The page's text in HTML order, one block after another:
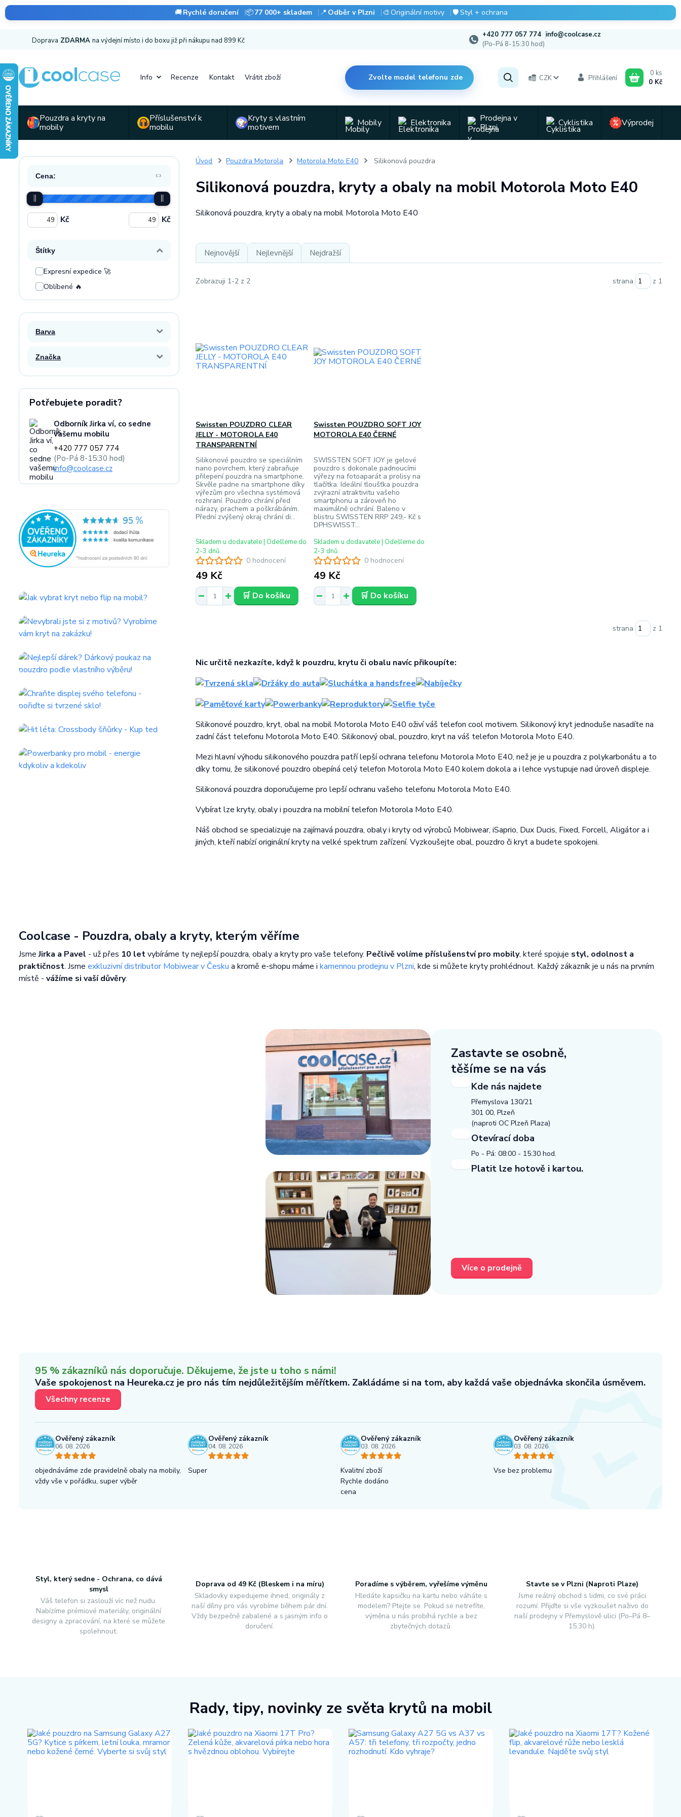
🚚Rychlé doručení 📦77 000+ skladem 📍 Odběr v Plzni 🎨Originální motivy 🛡️Styl + ochrana
Doprava ZDARMA na výdejní místo i do boxu již při nákupu nad 899 Kč
+420 777 057 774 info@coolcase.cz
(Po-Pá 8-15:30 hod)
Info Recenze Kontakt Vrátit zboží Zvolte model telefonu zde CZK Přihlášení
0 ks
0 Kč
Pouzdra a kryty na
mobily
Příslušenství k
mobilu
Kryty s vlastním
motivem
Mobily Elektronika
Prodejna v
Plzni
Cyklistika Výprodej
Cena:
Kč Kč
Štítky
Expresní expedice 🚀
Oblíbené 🔥
Barva
Značka
Potřebujete poradit?
Odborník Jirka ví, co sedne
vašemu mobilu
+420 777 057 774
(Po-Pá 8-15:30 hod)
info@coolcase.cz
Úvod Pouzdra Motorola Motorola Moto E40 Silikonová pouzdra
Silikonová pouzdra, kryty a obaly na mobil Motorola Moto E40
Silikonová pouzdra, kryty a obaly na mobil Motorola Moto E40
Nejnovější Nejlevnější Nejdražší
Zobrazuji 1-2 z 2 strana z 1
0 hodnocení
Swissten POUZDRO CLEAR
JELLY - MOTOROLA E40
TRANSPARENTNÍ
Silikonové pouzdro se speciálním
nano povrchem, který zabraňuje
přilepení pouzdra na smartphone.
Skvěle padne na smartphone díky
výřezům pro všechna systémová
rozhraní. Pouzdro chrání před
nárazy, prachem a poškrábáním.
Přední zvýšený okraj chrání di...
49 Kč
Skladem u dodavatele | Odešleme do
2-3 dnů
🛒 Do košíku
0 hodnocení
Swissten POUZDRO SOFT JOY
MOTOROLA E40 ČERNÉ
SWISSTEN SOFT JOY je gelové
pouzdro s dokonale padnoucími
výřezy na fotoaparát a prolisy na
tlačítka. Ideální tloušťka pouzdra
zvýrazní atraktivitu vašeho
smartphonu a zároveň ho
maximálně ochrání. Baleno v
blistru SWISSTEN RRP 249,- Kč s
DPHSWISST...
49 Kč
Skladem u dodavatele | Odešleme do
2-3 dnů
🛒 Do košíku
strana z 1
Nic určitě nezkazíte, když k pouzdru, krytu či obalu navíc přikoupíte:
Silikonové pouzdro, kryt, obal na mobil Motorola Moto E40 oživí váš telefon cool motivem. Silikonový kryt jednoduše nasadíte na
zadní část telefonu Motorola Moto E40. Silikonový obal, pouzdro, kryt na váš telefon Motorola Moto E40.
Mezi hlavní výhodu silikonového pouzdra patří lepší ochrana telefonu Motorola Moto E40, než je je u pouzdra z polykarbonátu a to
díky tomu, že silikonové pouzdro obepíná celý telefon Motorola Moto E40 kolem dokola a i lehce vystupuje nad úroveň displeje.
Silikonová pouzdra doporučujeme pro lepší ochranu vašeho telefonu Motorola Moto E40.
Vybírat lze kryty, obaly i pouzdra na mobilní telefon Motorola Moto E40.
Náš obchod se specializuje na zajímavá pouzdra, obaly i kryty od výrobců Mobiwear, iSaprio, Dux Ducis, Fixed, Forcell, Aligátor a i
jiných, kteří nabízí originální kryty na velké spektrum zařízení. Vyzkoušejte obal, pouzdro či kryt a budete spokojeni.
Coolcase - Pouzdra, obaly a kryty, kterým věříme
JsmeJirka a Pavel - už přes 10 letvybíráme ty nejlepší pouzdra, obaly a kryty pro vaše telefony. Pečlivě volíme příslušenství pro mobily, které spojuje styl, odolnost a
praktičnost. Jsme exkluzivní distributor Mobiwear v Česku a kromě e-shopu máme i kamennou prodejnu v Plzni, kde si můžete kryty prohlédnout. Každý zákazník je u nás na prvním
místě - vážíme si vaší důvěry.
Zastavte se osobně,
těšíme se na vás
Kde nás najdete
Přemyslova 130/21
301 00, Plzeň
(naproti OC Plzeň Plaza)
Otevírací doba
Po - Pá: 08:00 - 15:30 hod.
Platit lze hotově i kartou.
Více o prodejně
Styl, který sedne - Ochrana, co dává
smysl
Váš telefon si zaslouží víc než nudu.
Nabízíme prémiové materiály, originální
designy a zpracování, na které se můžete
spolehnout.
Doprava od 49 Kč (Bleskem i na míru)
Skladovky expedujeme ihned, originály z
naší dílny pro vás vyrobíme během pár dní.
Vždy bezpečně zabalené a s jasným info o
doručení.
Poradíme s výběrem, vyřešíme výměnu
Hledáte kapsičku na kartu nebo váháte s
modelem? Ptejte se. Pokud se netrefíte,
výměna u nás probíhá rychle a bez
zbytečných dotazů.
Stavte se v Plzni (Naproti Plaze)
Jsme reálný obchod s lidmi, co své práci
rozumí. Přijďte si vše vyzkoušet naživo do
naší prodejny v Přemyslově ulici (Po–Pá 8–
15:30 h).
95 % zákazníků nás doporučuje. Děkujeme, že jste u toho s námi!
Vaše spokojenost na Heureka.cz je pro nás tím nejdůležitějším měřítkem. Zakládáme si na tom, aby každá vaše objednávka skončila úsměvem.
Všechny recenze
Ověřený zákazník
06. 08. 2026
objednáváme zde pravidelně obaly na mobily,
vždy vše v pořádku, super výběr
Ověřený zákazník
04. 08. 2026
Super
Ověřený zákazník
03. 08. 2026
Kvalitní zboží
Rychle dodáno
cena
Ověřený zákazník
03. 08. 2026
Vse bez problemu
Rady, tipy, novinky ze světa krytů na mobil